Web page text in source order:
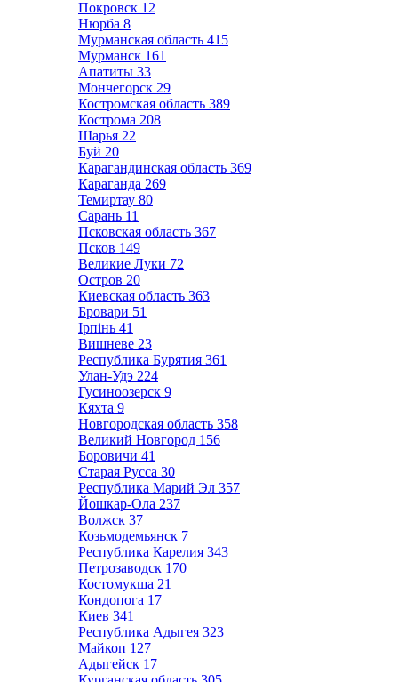
Покровск 12
Нюрба 8
Мурманская область 415
Мурманск 161
Апатиты 33
Мончегорск 29
Костромская область 389
Кострома 208
Шарья 22
Буй 20
Карагандинская область 369
Караганда 269
Темиртау 80
Сарань 11
Псковская область 367
Псков 149
Великие Луки 72
Остров 20
Киевская область 363
Бровари 51
Ірпінь 41
Вишневе 23
Республика Бурятия 361
Улан-Удэ 224
Гусиноозерск 9
Кяхта 9
Новгородская область 358
Великий Новгород 156
Боровичи 41
Старая Русса 30
Республика Марий Эл 357
Йошкар-Ола 237
Волжск 37
Козьмодемьянск 7
Республика Карелия 343
Петрозаводск 170
Костомукша 21
Кондопога 17
Киев 341
Республика Адыгея 323
Майкоп 127
Адыгейск 17